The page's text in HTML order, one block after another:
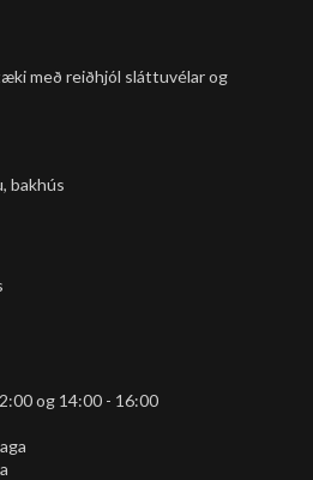
með reiðhjól sláttuvélar og
bakhús
og 14:00 - 16:00